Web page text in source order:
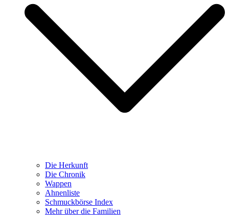
Die Herkunft
Die Chronik
Wappen
Ahnenliste
Schmuckbörse Index
Mehr über die Familien